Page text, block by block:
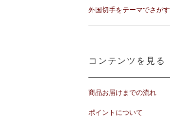
外国切手をテーマでさがす
コンテンツを見る
商品お届けまでの流れ
ポイントについて